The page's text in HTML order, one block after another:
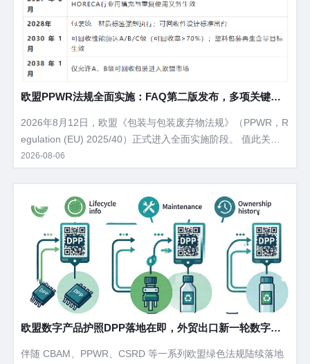
欧盟PPWR法规全面实施：FAQ第二版发布，多项关键问
2026年8月12日，欧盟《包装与包装废弃物法规》（PPWR，R
egulation (EU) 2025/40）正式进入全面实施阶段。 值此关键
节点，欧盟委员会于2026年7月31日发布了PPWR答疑文件（F
操问题。
2026-08-06
欧盟数字产品护照DPP落地在即，外贸出口新一轮数字化
伴随 CBAM、PPWR、CSRD 等一系列欧盟绿色法规陆续落地